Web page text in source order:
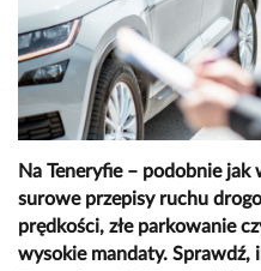
Na Teneryfie – podobnie jak
surowe przepisy ruchu
prędkości, złe parkowanie
wysokie mandaty. Sprawdź,